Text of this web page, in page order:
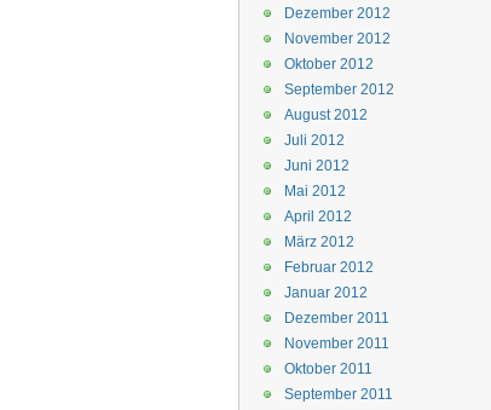
Dezember 2012
November 2012
Oktober 2012
September 2012
August 2012
Juli 2012
Juni 2012
Mai 2012
April 2012
März 2012
Februar 2012
Januar 2012
Dezember 2011
November 2011
Oktober 2011
September 2011